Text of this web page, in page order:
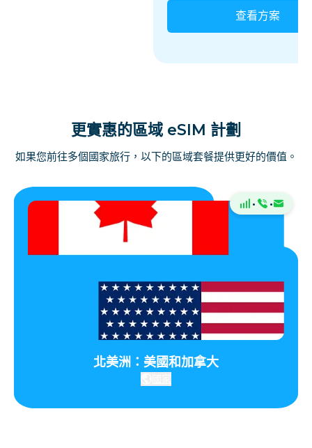
查看方案
更實惠的區域 eSIM 計劃
如果您前往多個國家旅行，以下的區域套餐提供更好的價值。
· ·
北美洲：美國和加拿大